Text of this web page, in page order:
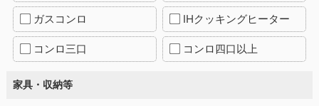
ガスコンロ IHクッキングヒーター
コンロ三口 コンロ四口以上
家具・収納等